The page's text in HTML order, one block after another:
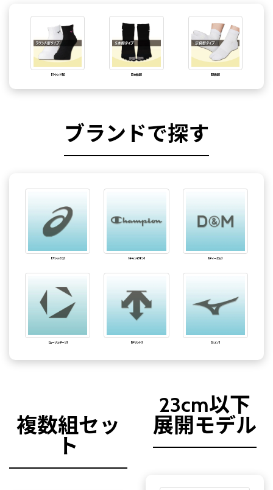
【ラウンド型】 【5本指型】 【足袋型】
ブランドで探す
【アシックス】 【チャンピオン】 【ディーエム】
【ムーブスポーツ】 【デサント】 【ミズノ】
複数組セッ
ト
23cm以下
展開モデル